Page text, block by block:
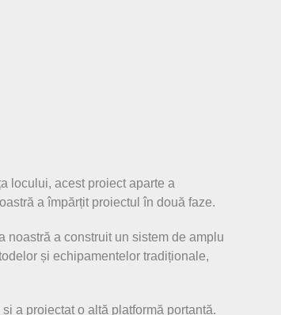
locului, acest proiect aparte a
a împărțit proiectul în două faze.
noastră a construit un sistem de amplu
și echipamentelor tradiționale,
a proiectat o altă platformă portantă.